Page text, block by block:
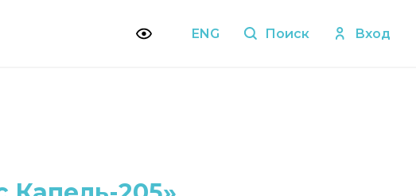
ENG Поиск Вход